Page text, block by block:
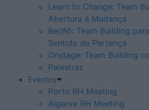
Learn to Change: Team
Abertura à Mudança
Be(IN): Team Building
Sentido de Pertença
Onstage: Team Building
Palestras
Eventos
Porto RH Meeting
Algarve RH Meeting